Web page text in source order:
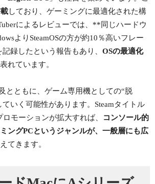
しており、ゲーミングに最適化された構
によるレビューでは、**同じハードウ
よりSteamOSの方が約10％高いフレー
録したという報告もあり、 OSの最適化
れています。
とともに、ゲーム専用機としての“脱
ていく可能性があります。Steamタイトル
モーションが拡大すれば、
コンソール的
ングPCというジャンルが、一般層にも広
てきます。